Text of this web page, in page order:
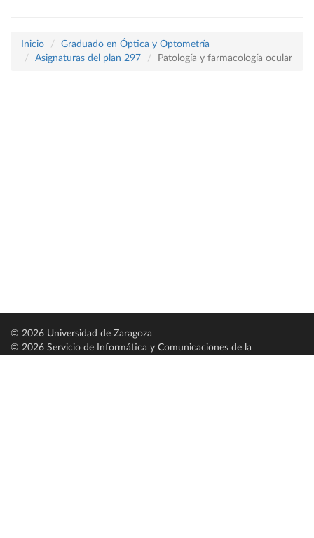
Inicio
Graduado en Óptica y Optometría
Asignaturas del plan 297
Patología y farmacología ocular
© 2026 Universidad de Zaragoza
© 2026 Servicio de Informática y Comunicaciones de la